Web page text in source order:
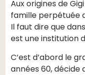
Aux origines de
famille perpétuée
Il faut dire que
est une institution
C’est d’abord le
années 60, décide